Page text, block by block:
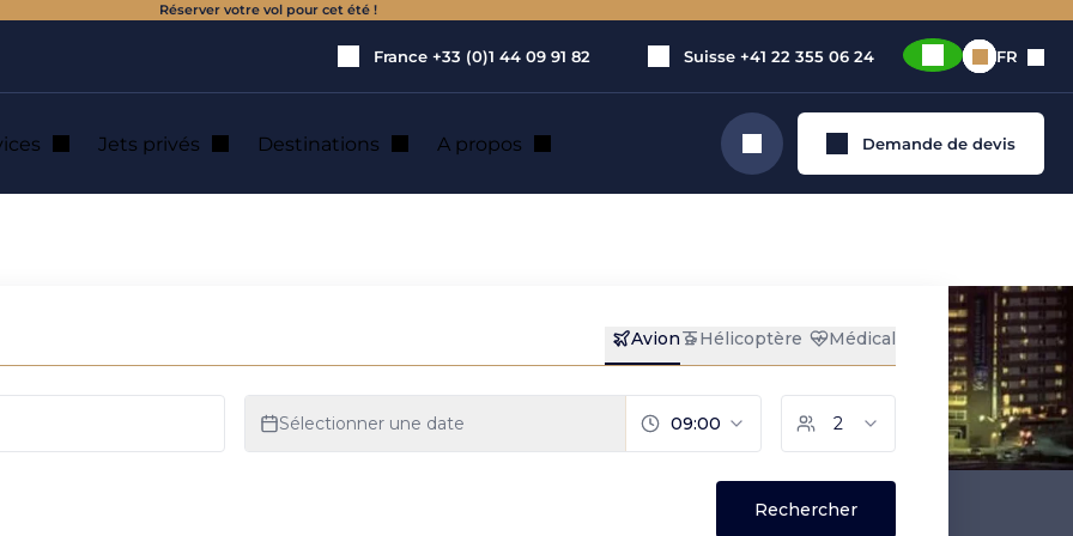
Réserver votre vol pour cet été !
France +33 (0)1 44 09 91 82 Suisse +41 22 355 06 24 FR
Jets privés Destinations A propos Rechercher Demande de devis